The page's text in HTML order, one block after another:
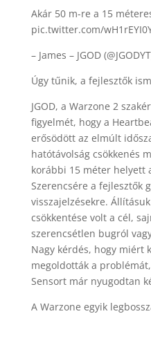
Akár 50 m-re a 15
pic.twitter.com/
– James – JGOD
Úgy tűnik, a fejlesztők
JGOD, a Warzone 2
figyelmét, hogy a
erősödött az elmúlt
hatótávolság csökkenés
korábbi 15 méter helyett
Szerencsére a fejlesztők
visszajelzésekre.
csökkentése volt a cél,
szerencsétlen bugról
Nagy kérdés, hogy miért
megoldották a
Sensort már nyugodtan
A Warzone egyik